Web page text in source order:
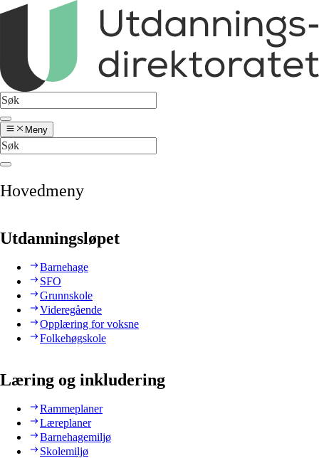
Meny
Hovedmeny
Utdanningsløpet
Barnehage
SFO
Grunnskole
Videregående
Opplæring for voksne
Folkehøgskole
Læring og inkludering
Rammeplaner
Læreplaner
Barnehagemiljø
Skolemiljø